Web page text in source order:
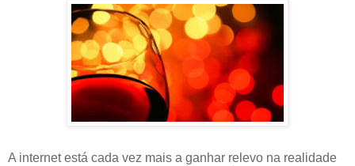
A internet está cada vez mais a ganhar relevo na realidade